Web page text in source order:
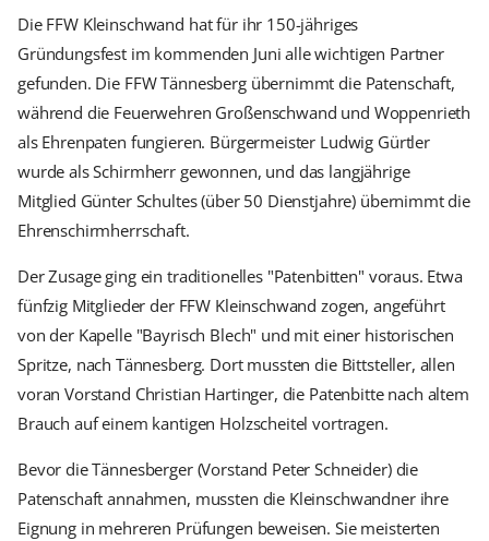
Die FFW Kleinschwand hat für ihr 150-jähriges
Gründungsfest im kommenden Juni alle wichtigen Partner
gefunden. Die FFW Tännesberg übernimmt die Patenschaft,
während die Feuerwehren Großenschwand und Woppenrieth
als Ehrenpaten fungieren. Bürgermeister Ludwig Gürtler
wurde als Schirmherr gewonnen, und das langjährige
Mitglied Günter Schultes (über 50 Dienstjahre) übernimmt die
Ehrenschirmherrschaft.
Der Zusage ging ein traditionelles "Patenbitten" voraus. Etwa
fünfzig Mitglieder der FFW Kleinschwand zogen, angeführt
von der Kapelle "Bayrisch Blech" und mit einer historischen
Spritze, nach Tännesberg. Dort mussten die Bittsteller, allen
voran Vorstand Christian Hartinger, die Patenbitte nach altem
Brauch auf einem kantigen Holzscheitel vortragen.
Bevor die Tännesberger (Vorstand Peter Schneider) die
Patenschaft annahmen, mussten die Kleinschwandner ihre
Eignung in mehreren Prüfungen beweisen. Sie meisterten